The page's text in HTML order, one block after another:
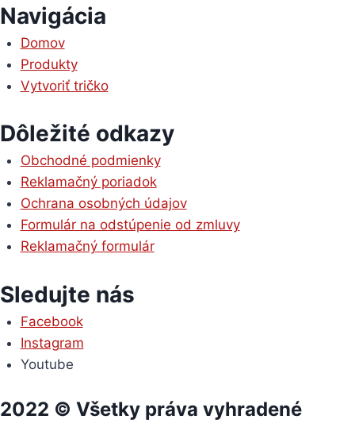
Navigácia
Domov
Produkty
Vytvoriť tričko
Dôležité odkazy
Obchodné podmienky
Reklamačný poriadok
Ochrana osobných údajov
Formulár na odstúpenie od zmluvy
Reklamačný formulár
Sledujte nás
Facebook
Instagram
Youtube
2022 © Všetky práva vyhradené